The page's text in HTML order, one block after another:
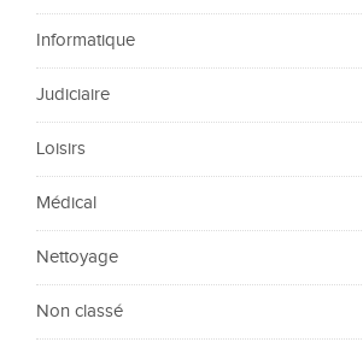
Informatique
Judiciaire
Loisirs
Médical
Nettoyage
Non classé